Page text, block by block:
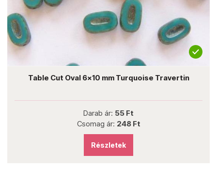
Table Cut Oval 6x10 mm Turquoise Travertin
Darab ár: 55 Ft
Csomag ár: 248 Ft
Részletek